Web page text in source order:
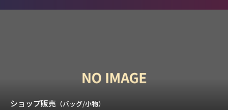
ショップ販売 （バッグ/小物）